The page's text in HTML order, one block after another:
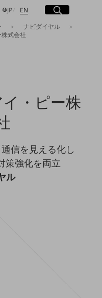
JP日本語
EN Englishサイト内検索
開く
ナビダイヤル
式会社
・ピー株
信を見える化し
策強化を両立
ル